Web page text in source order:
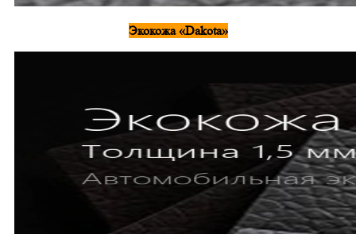
Экокожа «Dakota»